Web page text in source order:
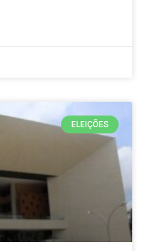
ELEIÇÕES